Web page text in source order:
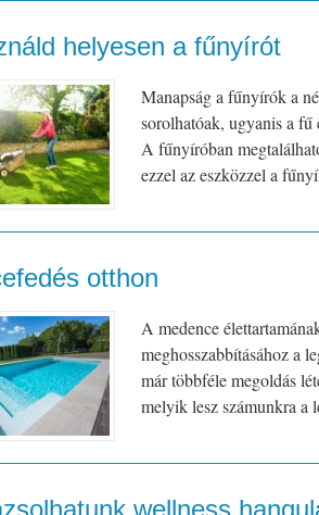
helyesen a fűnyírót
Manapság a fűnyírók a
sorolhatóak, ugyanis a fű
A fűnyíróban
ezzel az eszközzel a
otthon
A medence
meghosszabbításához a
már többféle megoldás
melyik lesz számunkra a
wellness